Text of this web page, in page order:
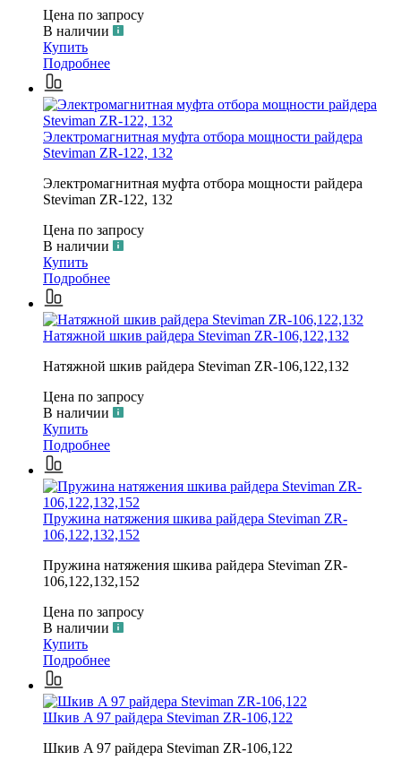
Цена по запросу
В наличии
Купить
Подробнее
Электромагнитная муфта отбора мощности райдера
Steviman ZR-122, 132
Электромагнитная муфта отбора мощности райдера
Steviman ZR-122, 132
Цена по запросу
В наличии
Купить
Подробнее
Натяжной шкив райдера Steviman ZR-106,122,132
Натяжной шкив райдера Steviman ZR-106,122,132
Цена по запросу
В наличии
Купить
Подробнее
Пружина натяжения шкива райдера Steviman ZR-
106,122,132,152
Пружина натяжения шкива райдера Steviman ZR-
106,122,132,152
Цена по запросу
В наличии
Купить
Подробнее
Шкив A 97 райдера Steviman ZR-106,122
Шкив A 97 райдера Steviman ZR-106,122